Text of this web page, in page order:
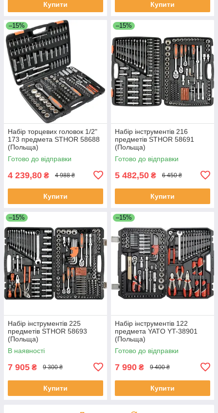
Купити Купити
–15%
Набір торцевих головок 1/2"
173 предмета STHOR 58688
(Польща)
Готово до відправки
4 239,80 ₴ 4 988 ₴
Купити
–15%
Набір інструментів 216
предметів STHOR 58691
(Польща)
Готово до відправки
5 482,50 ₴ 6 450 ₴
Купити
–15%
Набір інструментів 225
предметів STHOR 58693
(Польща)
В наявності
7 905 ₴ 9 300 ₴
Купити
–15%
Набір інструментів 122
предмета YATO YT-38901
(Польща)
Готово до відправки
7 990 ₴ 9 400 ₴
Купити